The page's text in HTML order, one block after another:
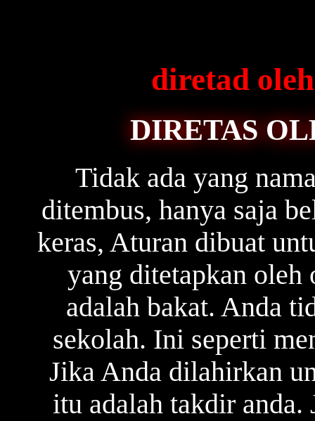
diretad
DIRETAS
Tidak ada yang
ditembus, hanya saja
keras, Aturan dibuat
yang ditetapkan oleh
adalah bakat. Anda
sekolah. Ini seperti
Jika Anda dilahirkan
itu adalah takdir anda.